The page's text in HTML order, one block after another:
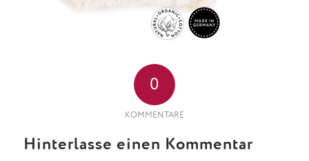
0
KOMMENTARE
Hinterlasse einen Kommentar